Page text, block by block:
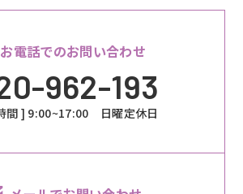
お電話でのお問い合わせ
962-193
間 ] 9:00~17:00 日曜定休日